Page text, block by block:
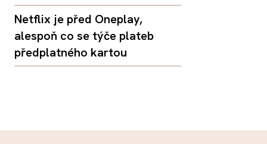
Netflix je před Oneplay,
alespoň co se týče plateb
předplatného kartou